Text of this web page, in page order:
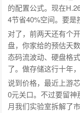
的配置公式。现在
4节省40%空间。要是
对了，前两天还有个
盘，你家给的预估天
态码流波动、硬盘格
了。做存储这行十年
说到价格，最近上游
0元关口。不过要留
月我们实验室拆解了